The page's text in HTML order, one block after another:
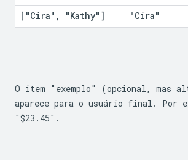
["Cira" , "Kathy"] "Cira"
O item "exemplo" (opcional, mas
"$23.45" .